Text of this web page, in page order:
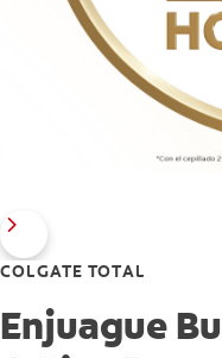
COLGATE TOTAL
Enjuague